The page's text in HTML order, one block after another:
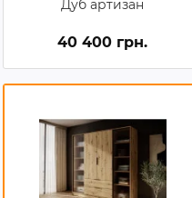
Дуб артизан
40 400 грн.